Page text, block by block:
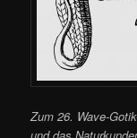
Zum 26. Wave-
und das